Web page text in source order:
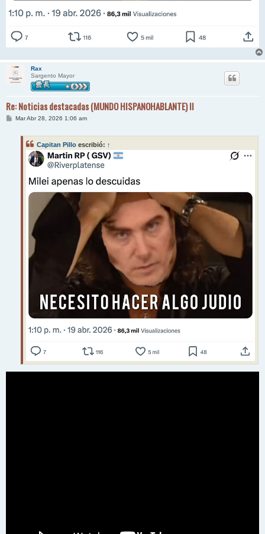
Rax
Sargento Mayor
Re: Noticias destacadas (MUNDO HISPANOHABLANTE) II
MMar Abr 28, 2026 1:06 am
Capitan Pillo escribió: ↑